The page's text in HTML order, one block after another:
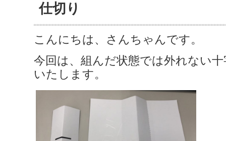
仕切り
こんにちは、さんちゃんです。
今回は、組んだ状態では外れない
いたします。